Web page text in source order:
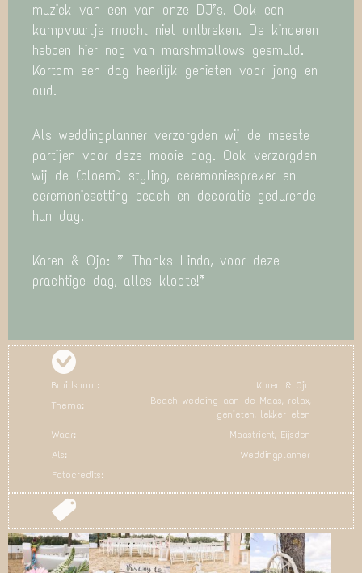
muziek van een van onze DJ’s. Ook een
kampvuurtje mocht niet ontbreken. De kinderen
hebben hier nog van marshmallows gesmuld.
Kortom een dag heerlijk genieten voor jong en
oud.
Als weddingplanner verzorgden wij de meeste
partijen voor deze mooie dag. Ook verzorgden
wij de (bloem) styling, ceremoniespreker en
ceremoniesetting beach en decoratie gedurende
hun dag.
Karen & Ojo: ” Thanks Linda, voor deze
prachtige dag, alles klopte!”
Bruidspaar:
Karen & Ojo
Thema:
Beach wedding aan de Maas, relax,
genieten, lekker eten
Waar:
Maastricht, Eijsden
Als:
Weddingplanner
Fotocredits: